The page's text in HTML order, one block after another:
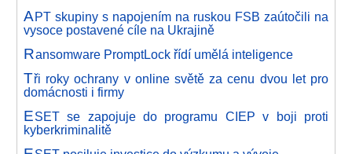
APT skupiny s napojením na ruskou FSB zaútočili na
vysoce postavené cíle na Ukrajině
Ransomware PromptLock řídí umělá inteligence
Tři roky ochrany v online světě za cenu dvou let pro
domácnosti i firmy
ESET se zapojuje do programu CIEP v boji proti
kyberkriminalitě